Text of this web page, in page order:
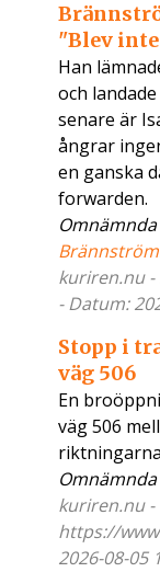
"Blev
Han
och
senare är
ångrar
en ganska
forwarden.
Brännström
kuriren.nu
- Datum:
Stopp i
väg 506
En
väg 506
kuriren.nu -
https://
2026-08-05